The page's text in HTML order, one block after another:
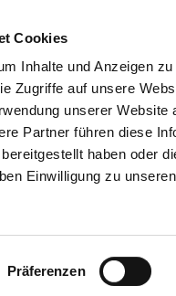
Cookies
Inhalte und Anzeigen
Zugriffe auf unsere
unserer
Partner führen diese
haben oder
Einwilligung zu
Präferenzen